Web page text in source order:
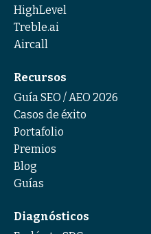
HighLevel
Treble.ai
Aircall
Recursos
Guía SEO / AEO 2026
Casos de éxito
Portafolio
Premios
Blog
Guías
Diagnósticos